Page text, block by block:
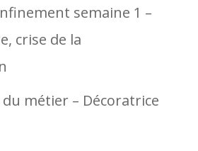
semaine 1 –
crise de la
du métier – Décoratrice